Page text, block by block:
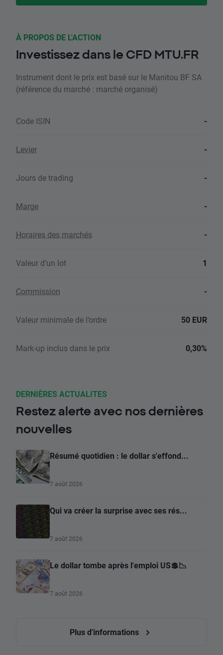
À PROPOS DE L'ACTION
Investissez dans le CFD MTU.FR
Instrument dont le prix est basé sur le Manitou BF SA
(référence du marché : marché organisé)
Code ISIN -
Levier -
Jours de trading -
Marge -
Horaires des marchés -
Valeur d’un lot 1
Commission -
Valeur minimale de l’ordre 50 EUR
Mark-up inclus dans le prix 0,30%
DERNIÈRES ACTUALITES
Restez alerte avec nos dernières
nouvelles
Résumé quotidien : le dollar s'effond...
7 août 2026
Qui va créer la surprise avec ses rés...
7 août 2026
Le dollar tombe après l'emploi US💲📉
7 août 2026
Plus d'informations